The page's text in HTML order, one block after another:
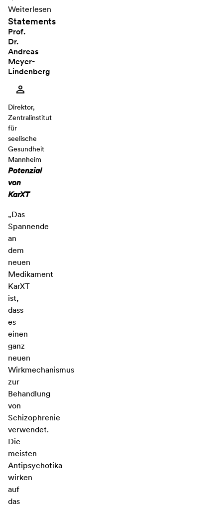
Weiterlesen
Statements
Prof.
Dr.
Andreas
Meyer-
Lindenberg
Direktor,
Zentralinstitut
für
seelische
Gesundheit
Mannheim
Potenzial
von
KarXT
„Das
Spannende
an
dem
neuen
Medikament
KarXT
ist,
dass
es
einen
ganz
neuen
Wirkmechanismus
zur
Behandlung
von
Schizophrenie
verwendet.
Die
meisten
Antipsychotika
wirken
auf
das